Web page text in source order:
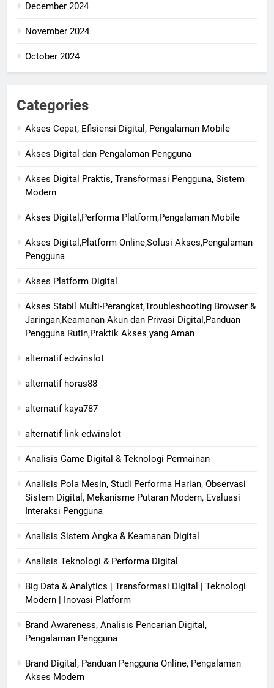
December 2024
November 2024
October 2024
Categories
Akses Cepat, Efisiensi Digital, Pengalaman Mobile
Akses Digital dan Pengalaman Pengguna
Akses Digital Praktis, Transformasi Pengguna, Sistem
Modern
Akses Digital,Performa Platform,Pengalaman Mobile
Akses Digital,Platform Online,Solusi Akses,Pengalaman
Pengguna
Akses Platform Digital
Akses Stabil Multi-Perangkat,Troubleshooting Browser &
Jaringan,Keamanan Akun dan Privasi Digital,Panduan
Pengguna Rutin,Praktik Akses yang Aman
alternatif edwinslot
alternatif horas88
alternatif kaya787
alternatif link edwinslot
Analisis Game Digital & Teknologi Permainan
Analisis Pola Mesin, Studi Performa Harian, Observasi
Sistem Digital, Mekanisme Putaran Modern, Evaluasi
Interaksi Pengguna
Analisis Sistem Angka & Keamanan Digital
Analisis Teknologi & Performa Digital
Big Data & Analytics | Transformasi Digital | Teknologi
Modern | Inovasi Platform
Brand Awareness, Analisis Pencarian Digital,
Pengalaman Pengguna
Brand Digital, Panduan Pengguna Online, Pengalaman
Akses Modern